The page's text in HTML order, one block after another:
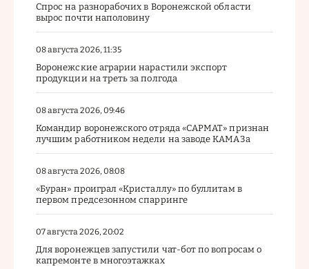
Спрос на разнорабочих в Воронежской области
вырос почти наполовину
08 августа 2026, 11:35
Воронежские аграрии нарастили экспорт
продукции на треть за полгода
08 августа 2026, 09:46
Командир воронежского отряда «САРМАТ» признан
лучшим работником недели на заводе КАМАЗа
08 августа 2026, 08:08
«Буран» проиграл «Кристаллу» по буллитам в
первом предсезонном спарринге
07 августа 2026, 20:02
Для воронежцев запустили чат-бот по вопросам о
капремонте в многоэтажках